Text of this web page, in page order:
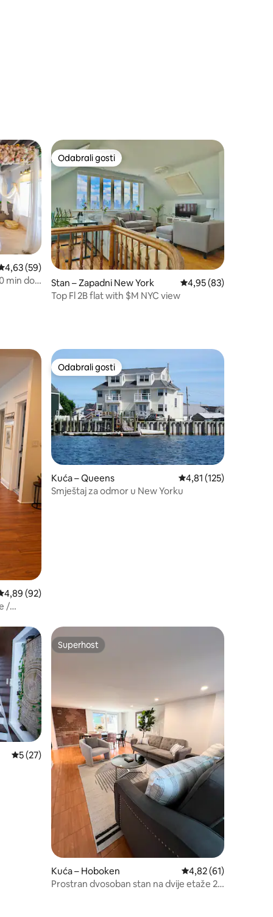
ocjena: 4,63/5, recenzija: 59
4,63 (59)
min do
Odabrali gosti
Odabrali gosti
Stan – Zapadni New York Prosječna ocjena:
4,95 (83)
Top Fl 2B flat with $M NYC view
ocjena: 4,89/5, recenzija: 92
4,89 (92)
/
Odabrali gosti
Odabrali gosti
Kuća – Queens Prosječna ocjena:
4,81 (125)
Smještaj za odmor u New Yorku
Prosječna ocjena: 5/5, recenzija: 27
5 (27)
Superhost
Superhost
Kuća – Hoboken Prosječna ocjena:
4,82 (61)
Prostran dvosoban stan na dvije etaže 2